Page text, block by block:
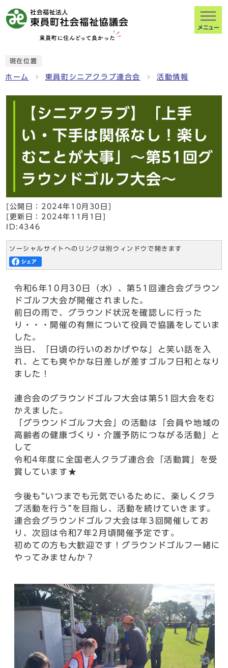
メニュー
現在位置
ホーム 東員町シニアクラブ連合会 活動情報
【シニアクラブ】「上手
い・下手は関係なし！楽し
むことが大事」～第51回グ
ラウンドゴルフ大会～
[公開日： 2024年10月30日
[更新日： 2024年11月1日
ID:4346
ソーシャルサイトへのリンクは別ウィンドウで開きます
令和6年10月30日（水）、第51回連合会グラウン
ドゴルフ大会が開催されました。
前日の雨で、グラウンド状況を確認しに行った
り・・・開催の有無について役員で協議をしていま
した。
当日、「日頃の行いのおかげやな」と笑い話を入
れ、とても爽やかな日差しが差すゴルフ日和となり
ました！
連合会のグラウンドゴルフ大会は第51回大会をむ
かえました。
「グラウンドゴルフ大会」の活動は「会員や地域の
高齢者の健康づくり・介護予防につながる活動」と
して
令和4年度に全国老人クラブ連合会「活動賞」を受
賞しています★
今後も“いつまでも元気でいるために、楽しくクラ
ブ活動を行う”を目指し、活動を続けていきます。
連合会グラウンドゴルフ大会は年3回開催してお
り、次回は令和7年2月頃開催予定です。
初めての方も大歓迎です！グラウンドゴルフ一緒に
やってみませんか？